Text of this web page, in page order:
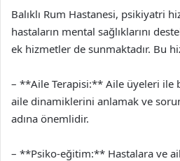
Balıklı Rum Hastanesi, psikiyatri
hastaların mental sağlıklarını
ek hizmetler de sunmaktadır. Bu
– **Aile Terapisi:** Aile üyeleri ile
aile dinamiklerini anlamak ve
adına önemlidir.
– **Psiko-eğitim:** Hastalara ve